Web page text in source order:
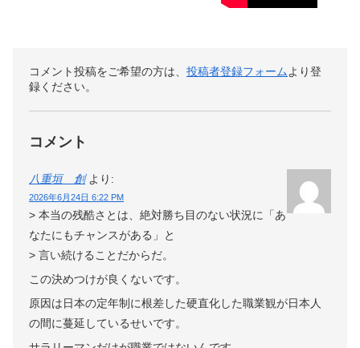
コメント投稿をご希望の方は、 投稿者登録フォームより登
録ください。
コメント
八重垣 創 より:
2026年6月24日 6:22 PM
> 本当の残酷さとは、絶対勝ち目のない状況に「あ
なたにもチャンスがある」と
> 言い続けることだからだ。
この決めつけが良くないです。
原因は日本の定年制に根差した硬直化した職業観が日本人
の間に蔓延しているせいです。